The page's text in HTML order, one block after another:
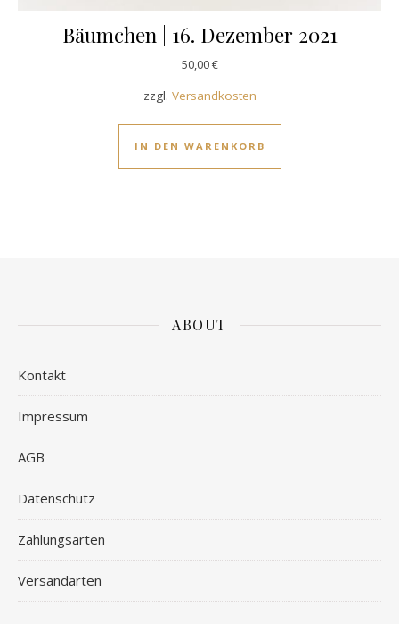
Bäumchen | 16. Dezember 2021
50,00€
zzgl. Versandkosten
IN DEN WARENKORB
ABOUT
Kontakt
Impressum
AGB
Datenschutz
Zahlungsarten
Versandarten